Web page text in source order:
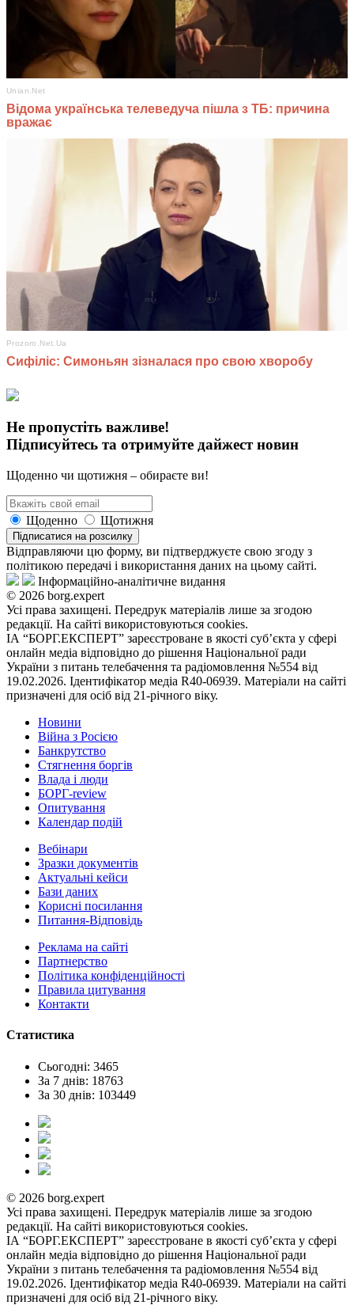
Не пропустіть важливе!
Підписуйтесь та отримуйте дайжест новин
Щоденно чи щотижня – обираєте ви!
Щоденно Щотижня
Підписатися на розсилку
Відправляючи цю форму, ви підтверджуєте свою згоду з
політикою передачі і використання даних на цьому сайті.
Інформаційно-аналітичне видання
© 2026 borg.expert
Усі права захищені. Передрук матеріалів лише за згодою
редакції. На сайті використовуються cookies.
ІА “БОРГ.ЕКСПЕРТ” зареєстроване в якості суб’єкта у сфері
онлайн медіа відповідно до рішення Національної ради
України з питань телебачення та радіомовлення №554 від
19.02.2026. Ідентифікатор медіа R40-06939. Матеріали на сайті
призначені для осіб від 21-річного віку.
Новини
Війна з Росією
Банкрутство
Стягнення боргiв
Влада i люди
БОРГ-review
Опитування
Календар подій
Вебінари
Зразки документів
Актуальні кейси
Бази даних
Корисні посилання
Питання-Відповідь
Реклама на сайтi
Партнерство
Політика конфіденційності
Правила цитування
Контакти
Статистика
Сьогодні: 3465
За 7 днів: 18763
За 30 днів: 103449
© 2026 borg.expert
Усі права захищені. Передрук матеріалів лише за згодою
редакції. На сайті використовуються cookies.
ІА “БОРГ.ЕКСПЕРТ” зареєстроване в якості суб’єкта у сфері
онлайн медіа відповідно до рішення Національної ради
України з питань телебачення та радіомовлення №554 від
19.02.2026. Ідентифікатор медіа R40-06939. Матеріали на сайті
призначені для осіб від 21-річного віку.